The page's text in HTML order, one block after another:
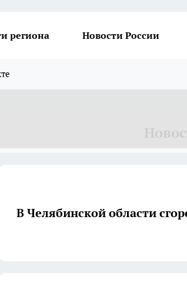
региона Новости России
В Челябинской области